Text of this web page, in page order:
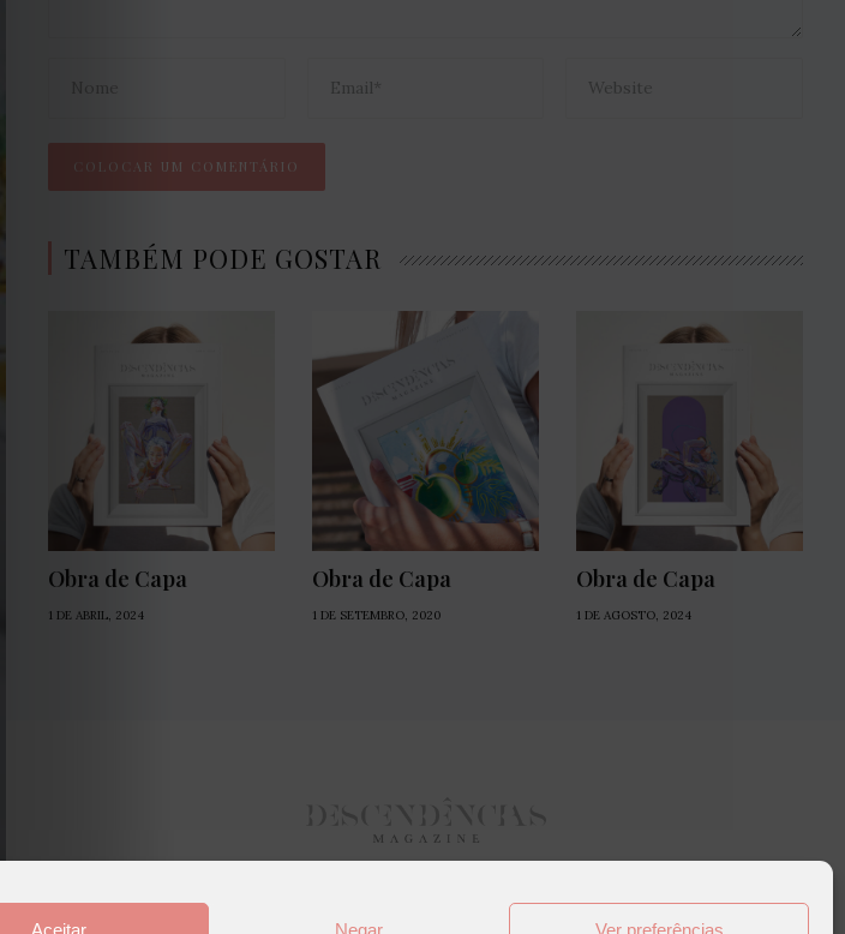
Aceitar Negar Ver preferências
de
TAMBÉM PODE GOSTAR
Obra de Capa
1 DE ABRIL, 2024
Obra de Capa
1 DE SETEMBRO, 2020
Obra de Capa
1 DE AGOSTO, 2024